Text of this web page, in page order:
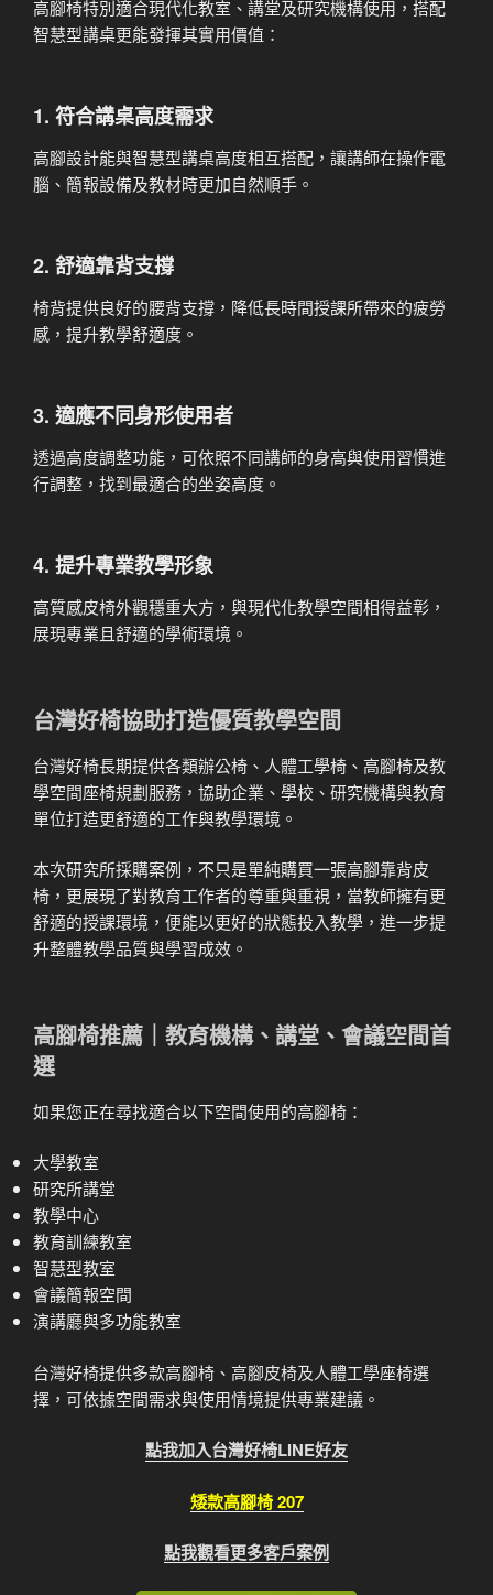
高腳椅特別適合現代化教室、講堂及研究機構使用，搭配
智慧型講桌更能發揮其實用價值：
1. 符合講桌高度需求
高腳設計能與智慧型講桌高度相互搭配，讓講師在操作電
腦、簡報設備及教材時更加自然順手。
2. 舒適靠背支撐
椅背提供良好的腰背支撐，降低長時間授課所帶來的疲勞
感，提升教學舒適度。
3. 適應不同身形使用者
透過高度調整功能，可依照不同講師的身高與使用習慣進
行調整，找到最適合的坐姿高度。
4. 提升專業教學形象
高質感皮椅外觀穩重大方，與現代化教學空間相得益彰，
展現專業且舒適的學術環境。
台灣好椅協助打造優質教學空間
台灣好椅長期提供各類辦公椅、人體工學椅、高腳椅及教
學空間座椅規劃服務，協助企業、學校、研究機構與教育
單位打造更舒適的工作與教學環境。
本次研究所採購案例，不只是單純購買一張高腳靠背皮
椅，更展現了對教育工作者的尊重與重視，當教師擁有更
舒適的授課環境，便能以更好的狀態投入教學，進一步提
升整體教學品質與學習成效。
高腳椅推薦｜教育機構、講堂、會議空間首
選
如果您正在尋找適合以下空間使用的高腳椅：
大學教室
研究所講堂
教學中心
教育訓練教室
智慧型教室
會議簡報空間
演講廳與多功能教室
台灣好椅提供多款高腳椅、高腳皮椅及人體工學座椅選
擇，可依據空間需求與使用情境提供專業建議。
點我加入台灣好椅LINE好友
矮款高腳椅 207
點我觀看更多客戶案例